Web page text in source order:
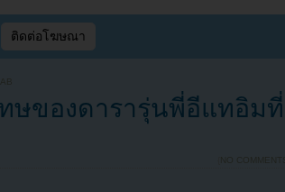
ติดต่อโฆษณา
ษของดารารุ่นพี่อีแทอิมที่
NO COMMENTS